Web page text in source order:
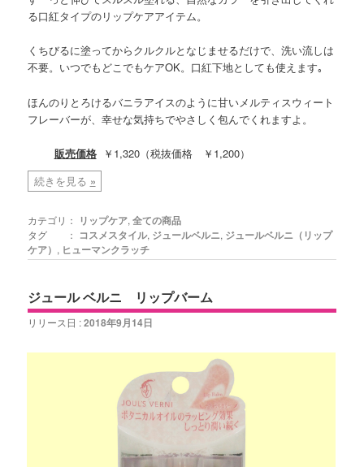
る口紅タイプのリップケアアイテム。
くちびるに塗ってからクルクルとなじませるだけで、洗い流しは
不要。いつでもどこでもケアOK。口紅下地としても使えます｡
ほんのりとろけるバニラアイスのように甘いメルティスウィート
フレーバーが、幸せな気持ちでやさしく包んでくれますよ。
販売価格￥1,320（税抜価格 ￥1,200）
続きを見る »
カテゴリ： リップケア,全ての商品
タグ ： コスメスタイル, ジュールベルニ, ジュールベルニ（リップ
ケア） , ヒューマンクラッチ
ジュール ベルニ リップバーム
リリース日 :2018年9月14日